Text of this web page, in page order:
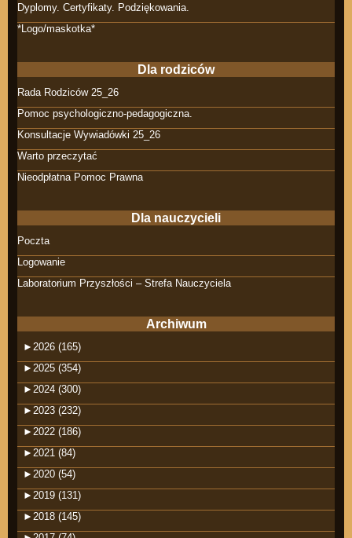
Dyplomy. Certyfikaty. Podziękowania.
*Logo/maskotka*
Dla rodziców
Rada Rodziców 25_26
Pomoc psychologiczno-pedagogiczna.
Konsultacje Wywiadówki 25_26
Warto przeczytać
Nieodpłatna Pomoc Prawna
Dla nauczycieli
Poczta
Logowanie
Laboratorium Przyszłości – Strefa Nauczyciela
Archiwum
► 2026 (165)
► 2025 (354)
► 2024 (300)
► 2023 (232)
► 2022 (186)
► 2021 (84)
► 2020 (54)
► 2019 (131)
► 2018 (145)